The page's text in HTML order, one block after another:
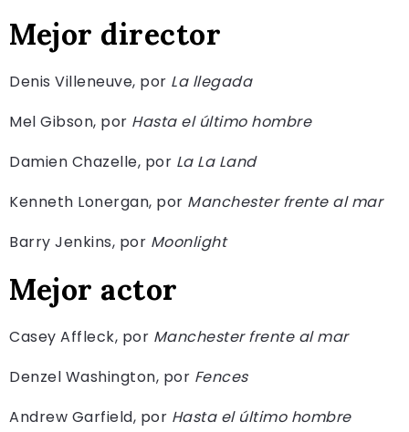
Mejor director
Denis Villeneuve, por La llegada
Mel Gibson, por Hasta el último hombre
Damien Chazelle, por La La Land
Kenneth Lonergan, por Manchester frente al mar
Barry Jenkins, por Moonlight
Mejor actor
Casey Affleck, por Manchester frente al mar
Denzel Washington, por Fences
Andrew Garfield, por Hasta el último hombre